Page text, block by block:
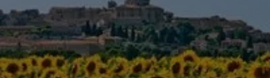
figli
Nonni
Coppia
Scuola